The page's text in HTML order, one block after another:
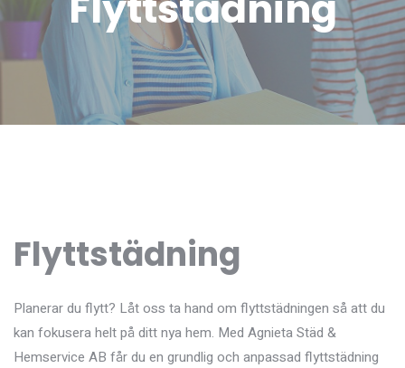
Flyttstädning
Planerar du flytt? Låt oss ta hand om flyttstädningen så att du
kan fokusera helt på ditt nya hem. Med Agnieta Städ &
Hemservice AB får du en grundlig och anpassad flyttstädning